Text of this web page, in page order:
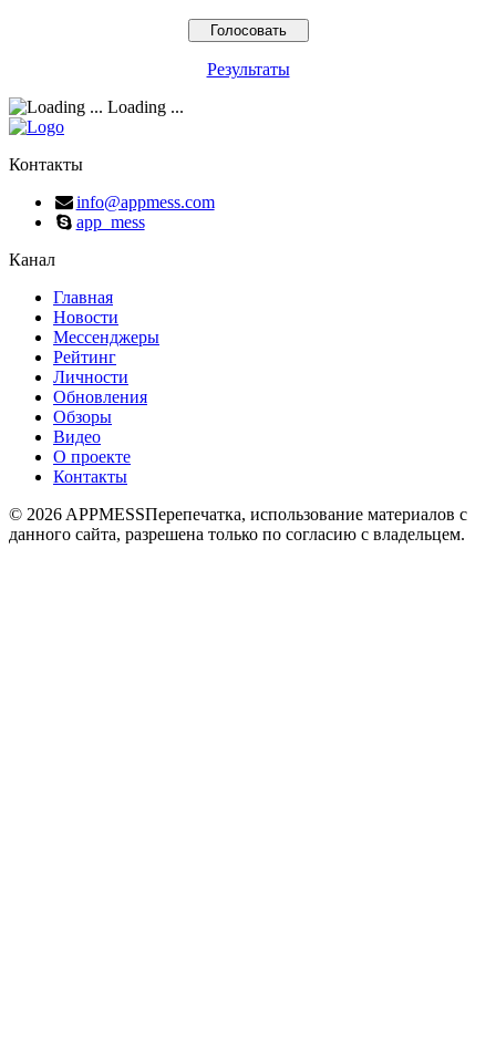
Результаты
Loading ...
Контакты
info@appmess.com
app_mess
Канал
Главная
Новости
Мессенджеры
Рейтинг
Личности
Обновления
Обзоры
Видео
О проекте
Контакты
© 2026 APPMESSПерепечатка, использование материалов с
данного сайта, разрешена только по согласию с владельцем.